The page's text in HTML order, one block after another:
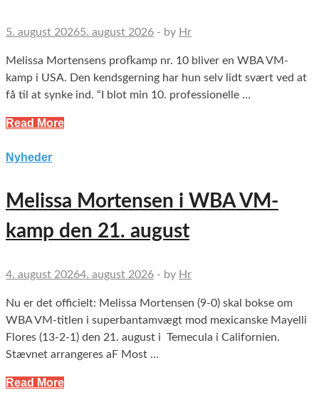
5. august 20265. august 2026 - by Hr
Melissa Mortensens profkamp nr. 10 bliver en WBA VM-
kamp i USA. Den kendsgerning har hun selv lidt svært ved at
få til at synke ind. “I blot min 10. professionelle …
Read More
Nyheder
Melissa Mortensen i WBA VM-
kamp den 21. august
4. august 20264. august 2026 - by Hr
Nu er det officielt: Melissa Mortensen (9-0) skal bokse om
WBA VM-titlen i superbantamvægt mod mexicanske Mayelli
Flores (13-2-1) den 21. august i Temecula i Californien.
Stævnet arrangeres aF Most …
Read More